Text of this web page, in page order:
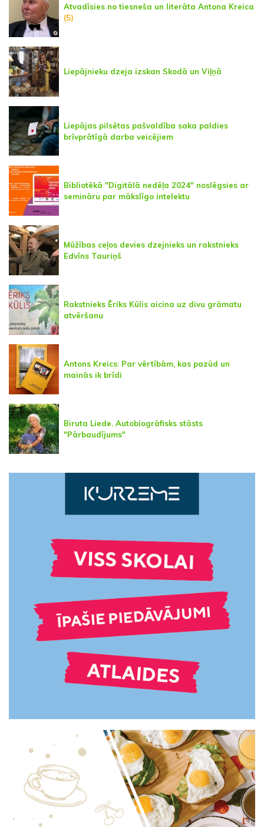
Atvadīsies no tiesneša un literāta Antona Kreica
(5)
Liepājnieku dzeja izskan Skodā un Viļņā
Liepājas pilsētas pašvaldība saka paldies
brīvprātīgā darba veicējiem
Bibliotēkā "Digitālā nedēļa 2024" noslēgsies ar
semināru par mākslīgo intelektu
Mūžības ceļos devies dzejnieks un rakstnieks
Edvīns Tauriņš
Rakstnieks Ēriks Kūlis aicina uz divu grāmatu
atvēršanu
Antons Kreics: Par vērtībām, kas pazūd un
mainās ik brīdi
Biruta Liede. Autobiogrāfisks stāsts
"Pārbaudījums"